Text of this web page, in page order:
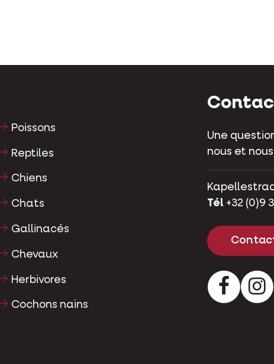
Poissons
Reptiles
Chiens
Chats
Gallinacés
Chevaux
Herbivores
Cochons nains
Une
nous et
Tél +32 (0)9